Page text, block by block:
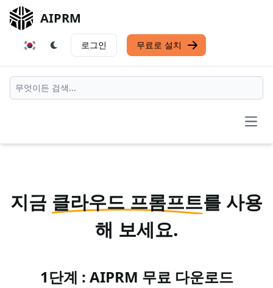
AIPRM
로그인 무료로 설치
지금 클라우드 프롬프트를 사용
해 보세요.
1단계 : AIPRM 무료 다운로드